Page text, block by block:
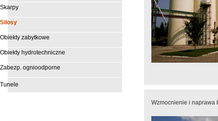
Skarpy
Silosy
Obiekty zabytkowe
Obiekty hydrotechniczne
Zabezp. ognioodporne
Tunele
Wzmocnienie i naprawa